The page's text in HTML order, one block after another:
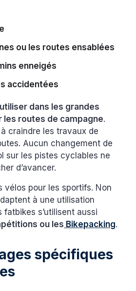
ou les routes ensablées
enneigés
accidentées
utiliser dans les grandes
les routes de campagne.
à craindre les travaux de
Aucun changement de
sur les pistes cyclables ne
d’avancer.
vélos pour les sportifs. Non
à une utilisation
fatbikes s’utilisent aussi
ou les Bikepacking.
spécifiques